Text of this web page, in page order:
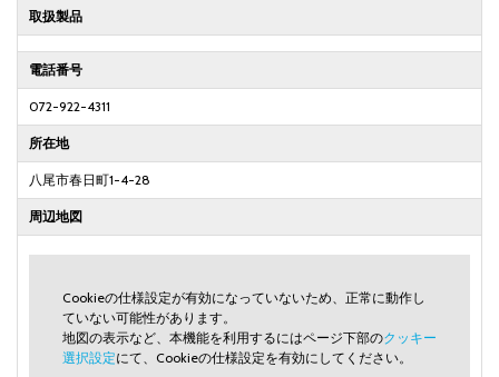
取扱製品
電話番号
072-922-4311
所在地
八尾市春日町1-4-28
周辺地図
Cookieの仕様設定が有効になっていないため、正常に動作し
ていない可能性があります。
地図の表示など、本機能を利用するにはページ下部のクッキー
選択設定にて、Cookieの仕様設定を有効にしてください。